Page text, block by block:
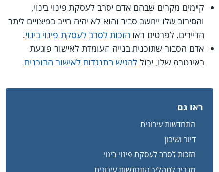
קיימים מקרים שבהם אדם יסרב לעסקת פינוי בינוי,
והסירוב שלו ייחשב סביר והוא לא יהיה חייב בפיצויים ליתר
הדיירים. לפרטים ראו הזכות לסרב לעסקת פינוי בינוי.
אדם הסבור שתוכנית בנייה העומדת לאישור פוגעת
באינטרס שלו, יכול להגיש התנגדות לאישור התוכנית.
ראו גם
התחדשות עירונית
דיור ושיכון
הזכות לסרב לעסקת פינוי בינוי
מדריך לתהליך התחדשות עירונית